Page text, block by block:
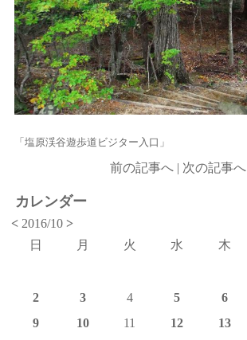
「塩原渓谷遊歩道ビジター入口」
前の記事へ | 次の記事へ
カレンダー
< 2016/10>
日
月 火 水 木
2
3 4 5 6
9
10 11 12 13